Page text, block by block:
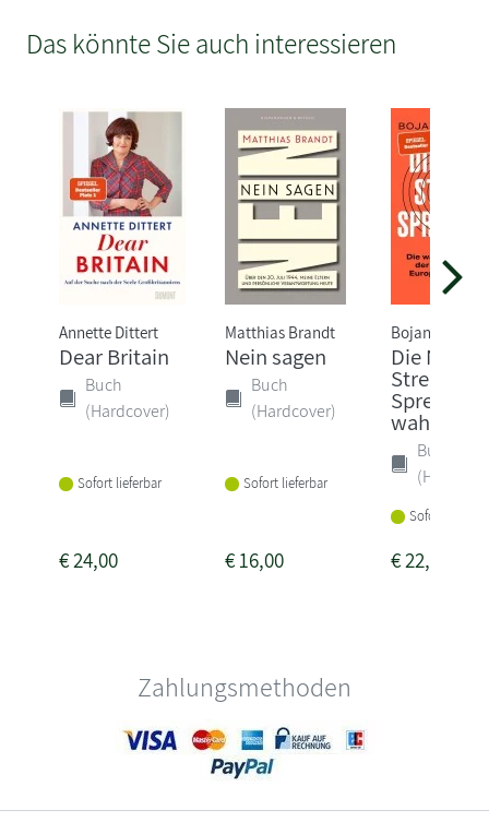
Das könnte Sie auch interessieren
Annette Dittert
Dear Britain
Buch
(Hardcover)
Sofort lieferbar
€24,00
Matthias Brandt
Nein sagen
Buch
(Hardcover)
Sofort lieferbar
€16,00
Bojan
Die Nord-
Stream-
wahre
Buch
Sofort
€22,00
Zahlungsmethoden